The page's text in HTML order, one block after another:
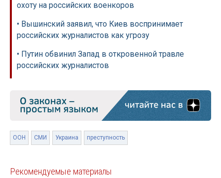
охоту на российских военкоров
• Вышинский заявил, что Киев воспринимает
российских журналистов как угрозу
• Путин обвинил Запад в откровенной травле
российских журналистов
ООН СМИ Украина преступность
Рекомендуемые материалы